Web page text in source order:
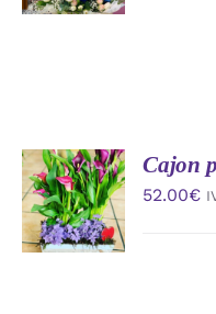
DETALLES
AÑADIR
AL
CARRITO
/
DETALLES
Cajon
52.00€